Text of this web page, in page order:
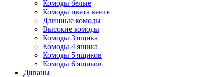
Комоды белые
Комоды цвета венге
Длинные комоды
Высокие комоды
Комоды 3 ящика
Комоды 4 ящика
Комоды 5 ящиков
Комоды 6 ящиков
Диваны